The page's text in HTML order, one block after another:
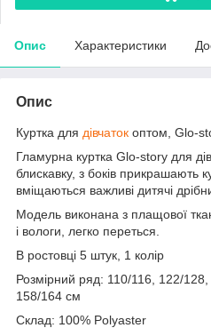
Опис Характеристики
Опис
Куртка для дівчаток оптом, Glo-
Гламурна куртка Glo-story для
блискавку, з боків прикрашають
вміщаються важливі дитячі
Модель виконана з плащової
і вологи, легко переться.
В ростовці 5 штук, 1 колір
Розмірний ряд: 110/116, 122/
158/164 см
Склад: 100% Polyaster